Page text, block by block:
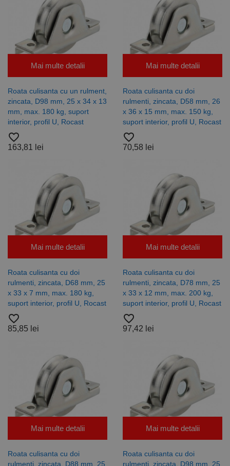
Mai multe detalii
Roata culisanta cu un rulment,
zincata, D98 mm, 25 x 34 x 13
mm, max. 180 kg, suport
interior, profil U, Rocast
favorite_border
163,81 lei
Mai multe detalii
Roata culisanta cu doi
rulmenti, zincata, D58 mm, 26
x 36 x 15 mm, max. 150 kg,
suport interior, profil U, Rocast
favorite_border
70,58 lei
Mai multe detalii
Roata culisanta cu doi
rulmenti, zincata, D68 mm, 25
x 33 x 7 mm, max. 180 kg,
suport interior, profil U, Rocast
favorite_border
85,85 lei
Mai multe detalii
Roata culisanta cu doi
rulmenti, zincata, D78 mm, 25
x 33 x 12 mm, max. 200 kg,
suport interior, profil U, Rocast
favorite_border
97,42 lei
Mai multe detalii
Roata culisanta cu doi
rulmenti, zincata, D88 mm, 25
Mai multe detalii
Roata culisanta cu doi
rulmenti, zincata, D98 mm, 25
_ga_DLLLWQBGGX
2 ani
Acest cookie
este folosit
de Google
Analytics
pentru a
persista
starea
sesiunii.